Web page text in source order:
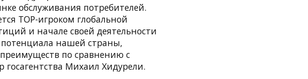
обслуживания потребителей.
TOP-игроком глобальной
и начале своей деятельности
нашей страны,
по сравнению с
Михаил Хидурели.